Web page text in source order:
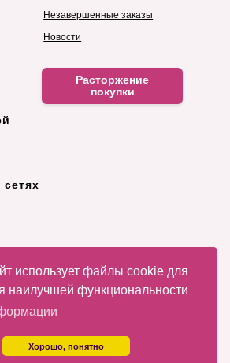
использует файлы cookie для
наилучшей функциональности
Хорошо, понятно
Незавершенные заказы
Новости
Расторжение
покупки